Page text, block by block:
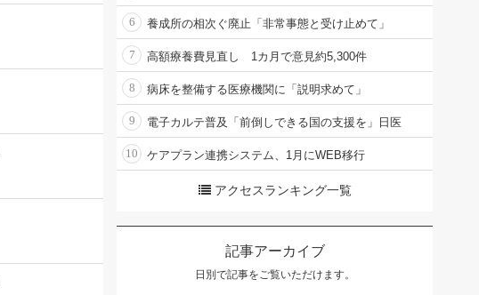
6 養成所の相次ぐ廃止「非常事態と受け止めて」
7 高額療養費見直し 1カ月で意見約5,300件
8 病床を整備する医療機関に「説明求めて」
9 電子カルテ普及「前倒しできる国の支援を」日医
10 ケアプラン連携システム、1月にWEB移行
アクセスランキング一覧
記事アーカイブ
日別で記事をご覧いただけます。